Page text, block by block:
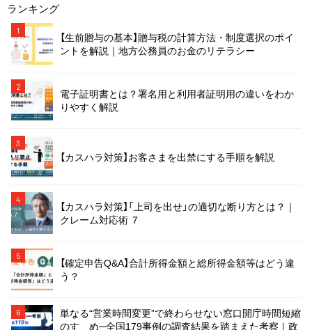
ランキング
1
【生前贈与の基本】贈与税の計算方法・制度選択のポイ
ントを解説｜地方公務員のお金のリテラシー
2
電子証明書とは？署名用と利用者証明用の違いをわか
りやすく解説
3
【カスハラ対策】お客さまを出禁にする手順を解説
4
【カスハラ対策】「上司を出せ」の適切な断り方とは？｜
クレーム対応術 ７
5
【確定申告Q&A】合計所得金額と総所得金額等はどう違
う？
6
単なる“営業時間変更”で終わらせない窓口開庁時間短縮
のすゝめ─全国179事例の調査結果を踏まえた考察｜政